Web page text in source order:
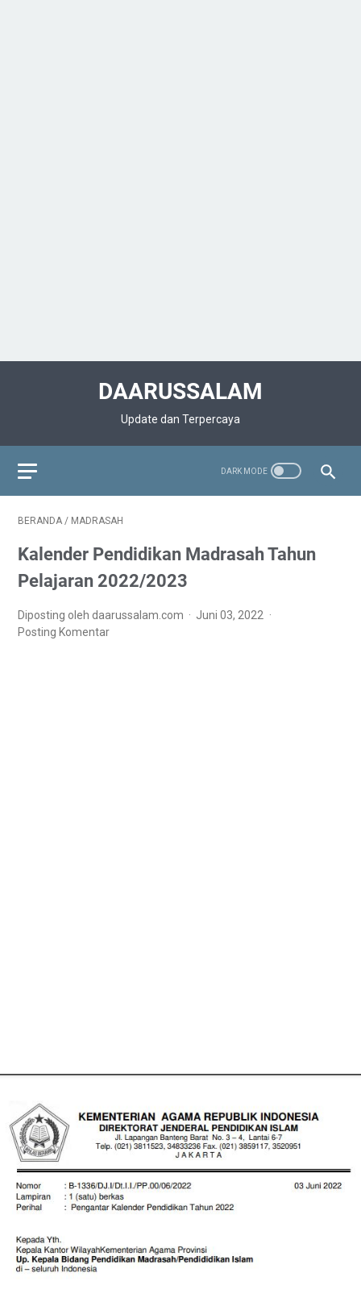
DAARUSSALAM
Update dan Terpercaya
BERANDA / MADRASAH
Kalender Pendidikan Madrasah Tahun
Pelajaran 2022/2023
Diposting oleh daarussalam.com
Juni 03, 2022
Posting Komentar